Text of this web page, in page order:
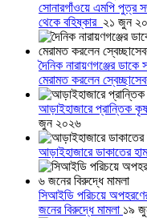
সোনারগাঁওয়ে এমপি পুত্র
থেকে বহিষ্কার ২১ জুন
দৈনিক নারায়ণগঞ্জের
মেরামত করলেন
আড়াইহাজারে প্রান্তিক
জুন ২০২৬
আড়াইহাজারে ডাকাতের
সিআইডি পরিচয়ে
জনের বিরুদ্ধে মামলা ১৯